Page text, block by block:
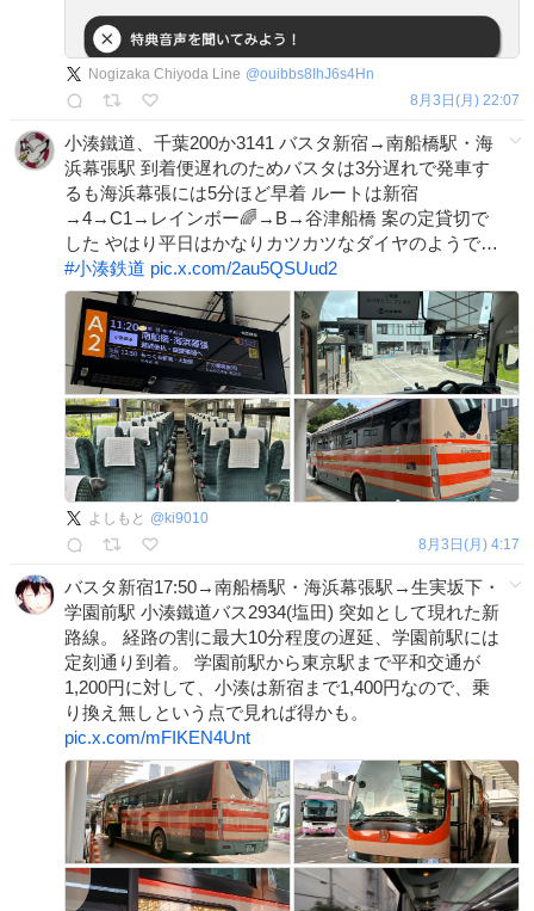
Nogizaka Chiyoda Line @ouibbs8IhJ6s4Hn
8月3日(月) 22:07
小湊鐵道、千葉200か3141 バスタ新宿→南船橋駅・海
浜幕張駅 到着便遅れのためバスタは3分遅れで発車す
るも海浜幕張には5分ほど早着 ルートは新宿
→4→C1→レインボー🌈→B→谷津船橋 案の定貸切で
した やはり平日はかなりカツカツなダイヤのようで…
#小湊鉄道 pic.x.com/2au5QSUud2
よしもと @ ki9010
8月3日(月) 4:17
バスタ新宿17:50→南船橋駅・海浜幕張駅→生実坂下・
学園前駅 小湊鐵道バス2934(塩田) 突如として現れた新
路線。 経路の割に最大10分程度の遅延、学園前駅には
定刻通り到着。 学園前駅から東京駅まで平和交通が
1,200円に対して、小湊は新宿まで1,400円なので、乗
り換え無しという点で見れば得かも。
pic.x.com/mFIKEN4Unt